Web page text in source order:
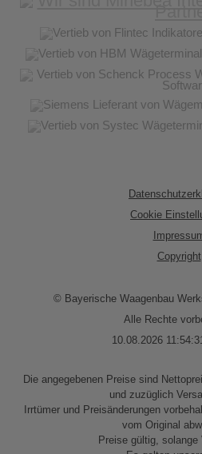
Cookie
Copyright
© Bayerische Waagenbau
Alle Rechte
10.08.2026
Die angegebenen Preise sind
und zuzüglich
Irrtümer und Preisänderungen
vom Original
Preise gültig, solange